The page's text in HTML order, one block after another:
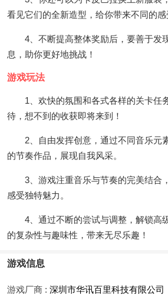
看见它们的全新造型，给你带来不同的感
4、不断提高整体奖励后，要善于发
息，助你更好地挑战！
游戏玩法
1、欢快的氛围和各式各样的关卡任
待，想不到的收获即将来到！
2、自由发挥创意，通过不同音乐元
的节奏作品，展现自我风采。
3、游戏注重音乐与节奏的完美结合，
感受独特魅力。
4、通过不断的尝试与调整，解锁高
的复杂性与趣味性，带来无尽乐趣！
游戏信息
游戏厂商 : 深圳市华讯百里科技有限公司